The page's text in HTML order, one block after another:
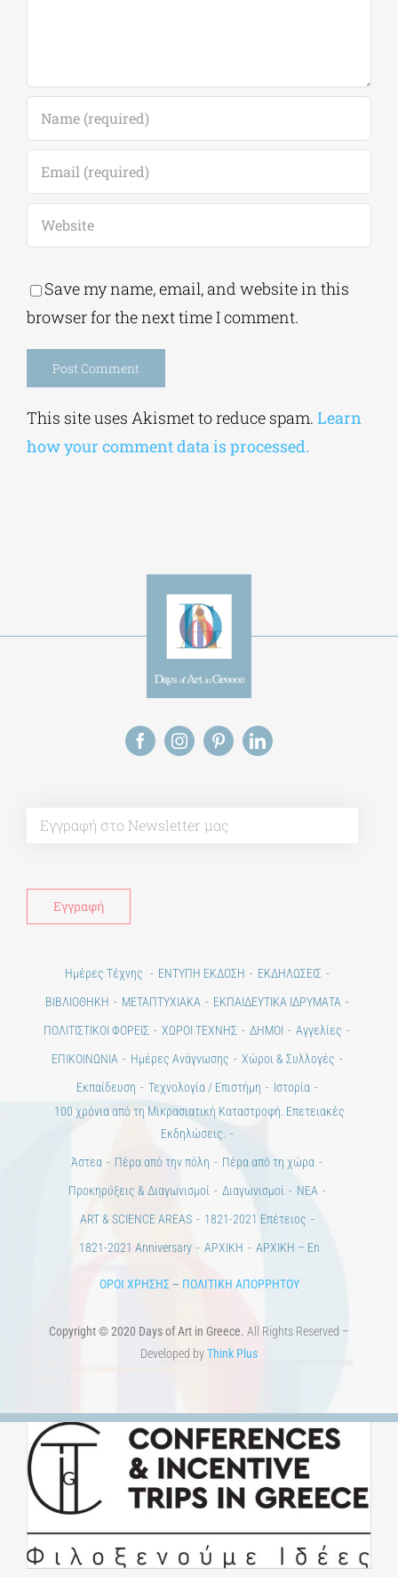
Save my name, email, and website in this
browser for the next time I comment.
This site uses Akismet to reduce spam. Learn
how your comment data is processed.
Ημέρες Τέχνης ΕΝΤΥΠΗ ΕΚΔΟΣΗ
ΕΚΔΗΛΩΣΕΙΣ
ΒΙΒΛΙΟΘΗΚΗ
ΜΕΤΑΠΤΥΧΙΑΚΑ
ΕΚΠΑΙΔΕΥΤΙΚΑ ΙΔΡΥΜΑΤΑ
ΠΟΛΙΤΙΣΤΙΚΟΙ ΦΟΡΕΙΣ
ΧΩΡΟΙ ΤΕΧΝΗΣ ΔΗΜΟΙ
Αγγελίες
ΕΠΙΚΟΙΝΩΝΙΑ
Ημέρες Ανάγνωσης
Χώροι & Συλλογές
Εκπαίδευση
Τεχνολογία / Επιστήμη
Ιστορία
100 χρόνια από τη Μικρασιατική Καταστροφή. Επετειακές
Εκδηλώσεις.
Άστεα
Πέρα από την πόλη
Πέρα από τη χώρα
Προκηρύξεις & Διαγωνισμοί
Διαγωνισμοί
ΝΕΑ
ART & SCIENCE AREAS
1821-2021 Επέτειος
1821-2021 Anniversary
ΑΡΧΙΚΗ ΑΡΧΙΚΗ – En
ΟΡΟΙ ΧΡΗΣΗΣ– ΠΟΛΙΤΙΚΗ ΑΠΟΡΡΗΤΟΥ
Copyright © 2020 Days of Art in Greece. All Rights Reserved –
Developed byThink Plus